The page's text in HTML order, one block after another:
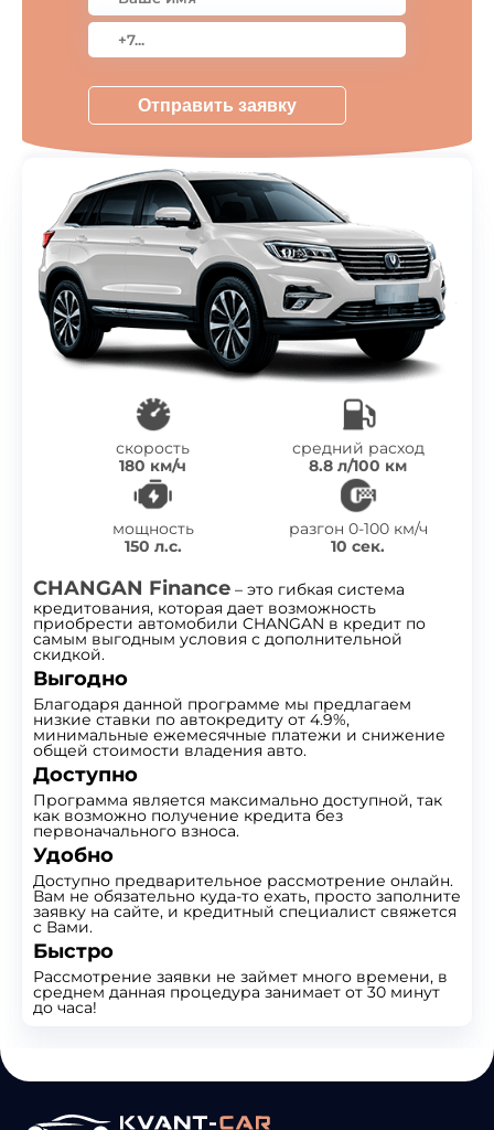
Отправить заявку
скорость
180 км/ч
средний расход
8.8 л/100 км
мощность
150 л.с.
разгон 0-100 км/ч
10 сек.
CHANGAN Finance – это гибкая система
кредитования, которая дает возможность
приобрести автомобили CHANGAN в кредит по
самым выгодным условия с дополнительной
скидкой.
Выгодно
Благодаря данной программе мы предлагаем
низкие ставки по автокредиту от 4.9%,
минимальные ежемесячные платежи и снижение
общей стоимости владения авто.
Доступно
Программа является максимально доступной, так
как возможно получение кредита без
первоначального взноса.
Удобно
Доступно предварительное рассмотрение онлайн.
Вам не обязательно куда-то ехать, просто заполните
заявку на сайте, и кредитный специалист свяжется
с Вами.
Быстро
Рассмотрение заявки не займет много времени, в
среднем данная процедура занимает от 30 минут
до часа!